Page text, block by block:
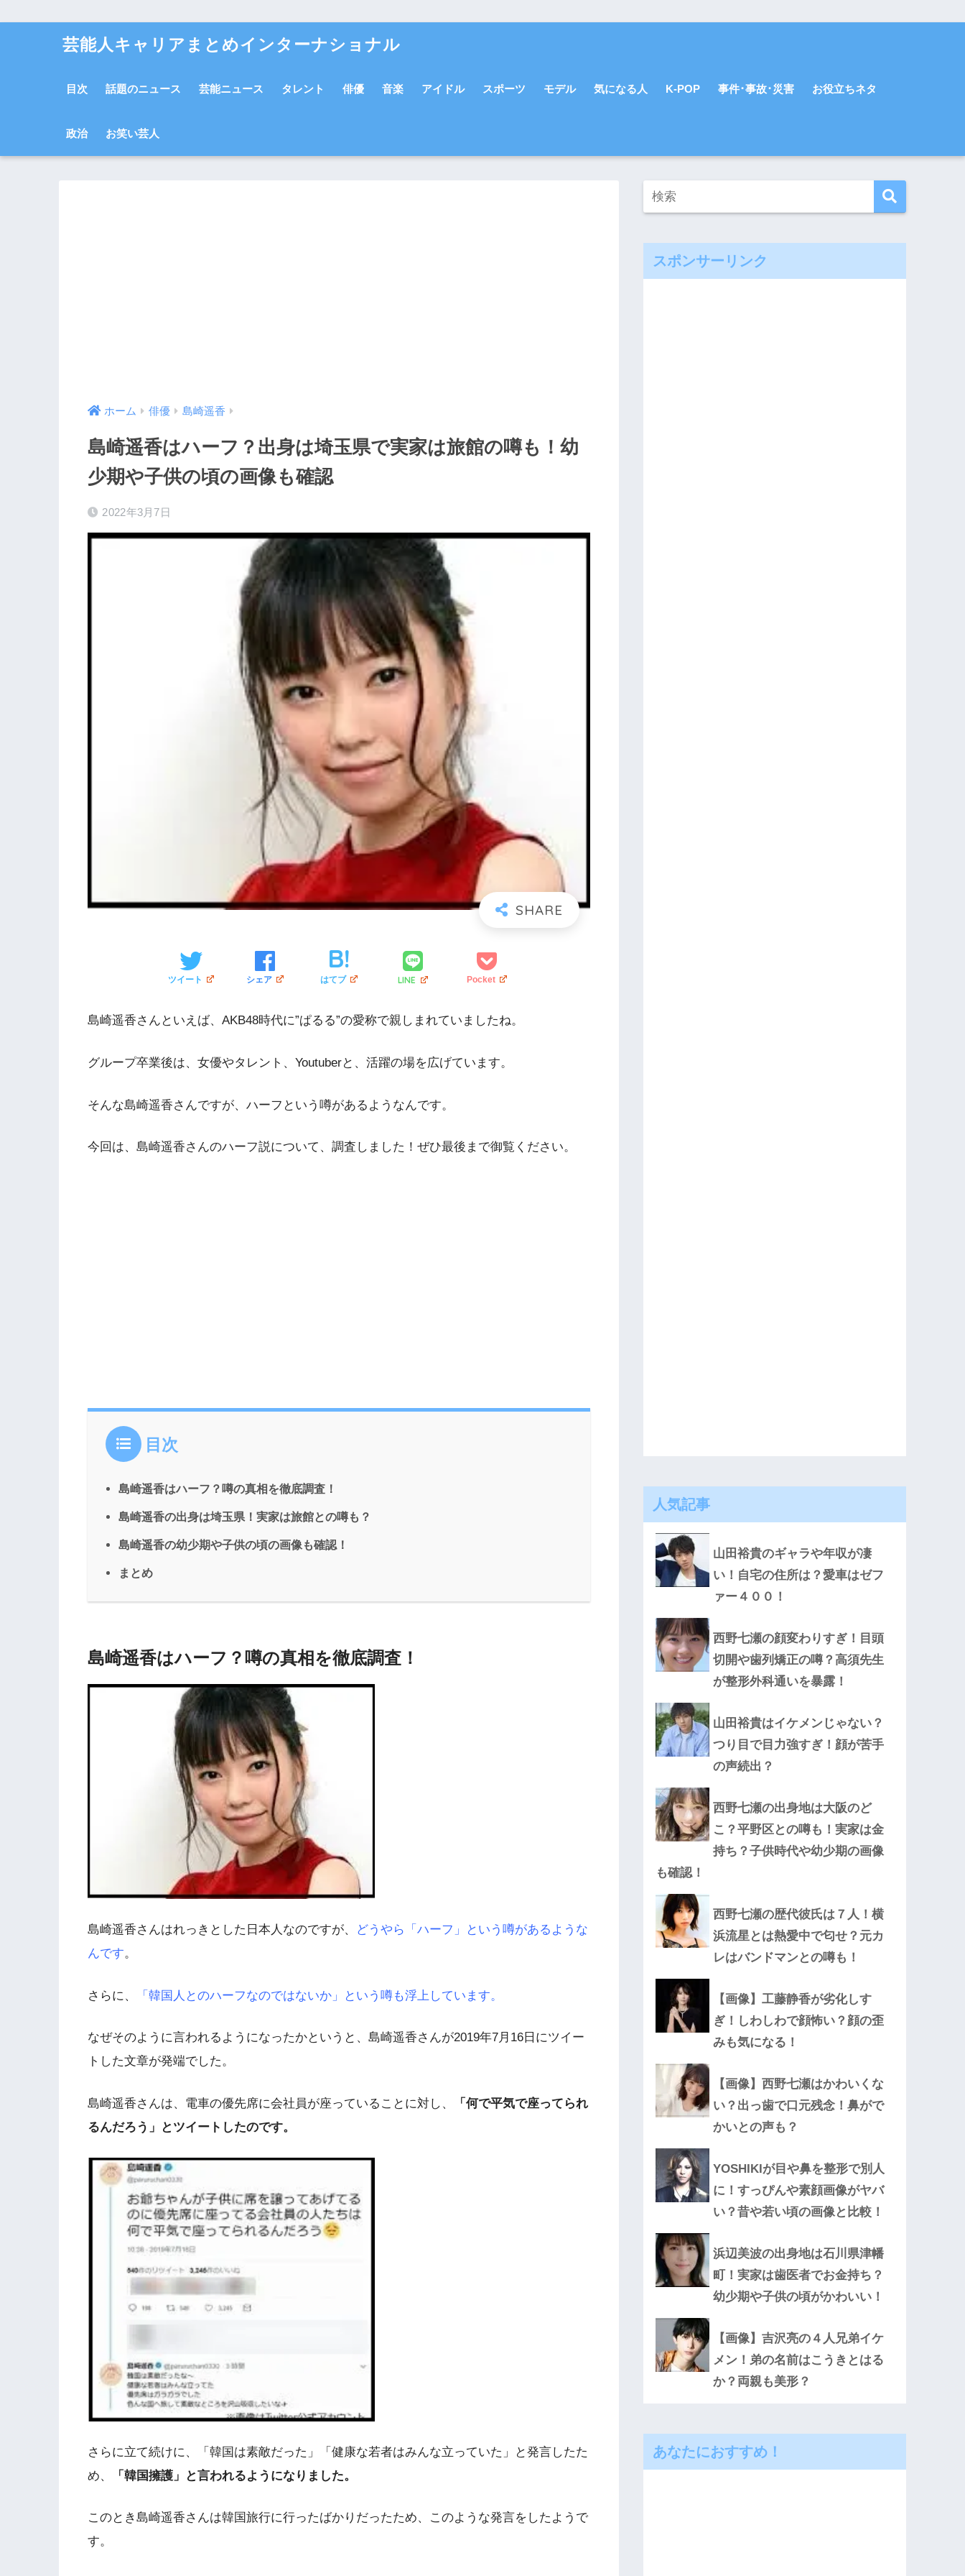
芸能人キャリアまとめインターナショナル
目次 話題のニュース 芸能ニュース タレント 俳優 音楽 アイドル スポーツ モデル 気になる人 K-POP 事件･事故･災害 お役立ちネタ
政治 お笑い芸人
ホーム 俳優 島崎遥香
島崎遥香はハーフ？出身は埼玉県で実家は旅館の噂も！幼
少期や子供の頃の画像も確認
2022年3月7日
ツイート シェア はてブ LINE Pocket
島崎遥香さんといえば、AKB48時代に”ぱるる”の愛称で親しまれていましたね。
グループ卒業後は、女優やタレント、Youtuberと、活躍の場を広げています。
そんな島崎遥香さんですが、ハーフという噂があるようなんです。
今回は、島崎遥香さんのハーフ説について、調査しました！ぜひ最後まで御覧ください。
目次
島崎遥香はハーフ？噂の真相を徹底調査！
島崎遥香の出身は埼玉県！実家は旅館との噂も？
島崎遥香の幼少期や子供の頃の画像も確認！
まとめ
島崎遥香はハーフ？噂の真相を徹底調査！
島崎遥香さんはれっきとした日本人なのですが、
どうやら「ハーフ」という噂があるような
んです。
さらに、 「韓国人とのハーフなのではないか」という噂も浮上しています。
なぜそのように言われるようになったかというと、島崎遥香さんが2019年7月16日にツイー
トした文章が発端でした。
島崎遥香さんは、電車の優先席に会社員が座っていることに対し、
「何で平気で座ってられ
るんだろう」とツイートしたのです。
さらに立て続けに、「韓国は素敵だった」「健康な若者はみんな立っていた」と発言したた
め、
「韓国擁護」と言われるようになりました。
このとき島崎遥香さんは韓国旅行に行ったばかりだったため、このような発言をしたようで
す。
スポンサーリンク
人気記事
山田裕貴のギャラや年収が凄
い！自宅の住所は？愛車はゼフ
ァー４００！
西野七瀬の顔変わりすぎ！目頭
切開や歯列矯正の噂？高須先生
が整形外科通いを暴露！
山田裕貴はイケメンじゃない？
つり目で目力強すぎ！顔が苦手
の声続出？
西野七瀬の出身地は大阪のど
こ？平野区との噂も！実家は金
持ち？子供時代や幼少期の画像
も確認！
西野七瀬の歴代彼氏は７人！横
浜流星とは熱愛中で匂せ？元カ
レはバンドマンとの噂も！
【画像】工藤静香が劣化しす
ぎ！しわしわで顔怖い？顔の歪
みも気になる！
【画像】西野七瀬はかわいくな
い？出っ歯で口元残念！鼻がで
かいとの声も？
YOSHIKIが目や鼻を整形で別人
に！すっぴんや素顔画像がヤバ
い？昔や若い頃の画像と比較！
浜辺美波の出身地は石川県津幡
町！実家は歯医者でお金持ち？
幼少期や子供の頃がかわいい！
【画像】吉沢亮の４人兄弟イケ
メン！弟の名前はこうきとはる
か？両親も美形？
あなたにおすすめ！